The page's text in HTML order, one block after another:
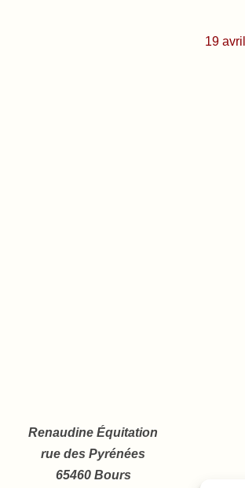
19
Renaudine Équitation
rue des Pyrénées
65460 Bours